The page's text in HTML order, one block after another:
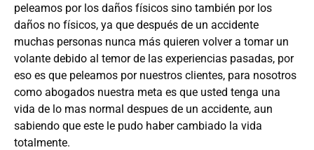
peleamos por los daños físicos sino también por los
daños no físicos, ya que después de un accidente
muchas personas nunca más quieren volver a tomar un
volante debido al temor de las experiencias pasadas, por
eso es que peleamos por nuestros clientes, para nosotros
como abogados nuestra meta es que usted tenga una
vida de lo mas normal despues de un accidente, aun
sabiendo que este le pudo haber cambiado la vida
totalmente.